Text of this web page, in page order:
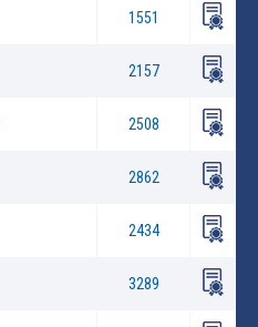
1551
2157
2508
2862
2434
3289